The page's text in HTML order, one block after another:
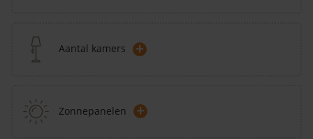
Aantal kamers +
Zonnepanelen +